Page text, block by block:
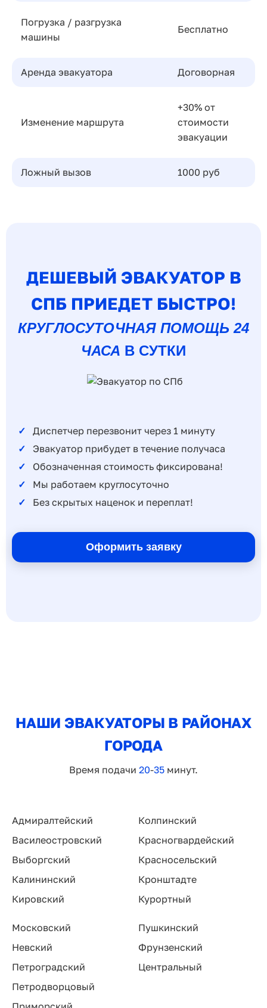
Погрузка / разгрузка
машины
Бесплатно
Аренда эвакуатора Договорная
Изменение маршрута
+30% от
стоимости
эвакуации
Ложный вызов 1000 руб
ДЕШЕВЫЙ ЭВАКУАТОР В
СПБ ПРИЕДЕТ БЫСТРО!
КРУГЛОСУТОЧНАЯ ПОМОЩЬ 24
ЧАСА В СУТКИ
Диспетчер перезвонит через 1 минуту
Эвакуатор прибудет в течение получаса
Обозначенная стоимость фиксирована!
Мы работаем круглосуточно
Без скрытых наценок и переплат!
Оформить заявку
НАШИ ЭВАКУАТОРЫ В РАЙОНАХ
ГОРОДА
Время подачи 20-35 минут.
Адмиралтейский
Василеостровский
Выборгский
Калининский
Кировский
Колпинский
Красногвардейский
Красносельский
Кронштадте
Курортный
Московский
Невский
Петроградский
Петродворцовый
Пушкинский
Фрунзенский
Центральный